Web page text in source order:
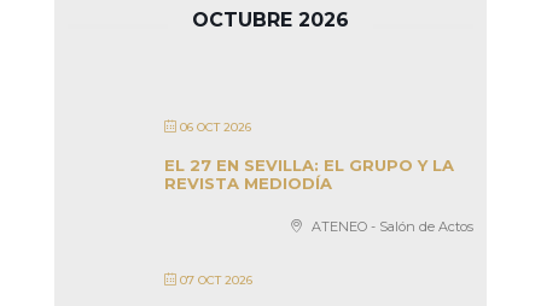
OCTUBRE 2026
06 OCT 2026
EL 27 EN SEVILLA: EL GRUPO Y LA
REVISTA MEDIODÍA
ATENEO - Salón de Actos
07 OCT 2026